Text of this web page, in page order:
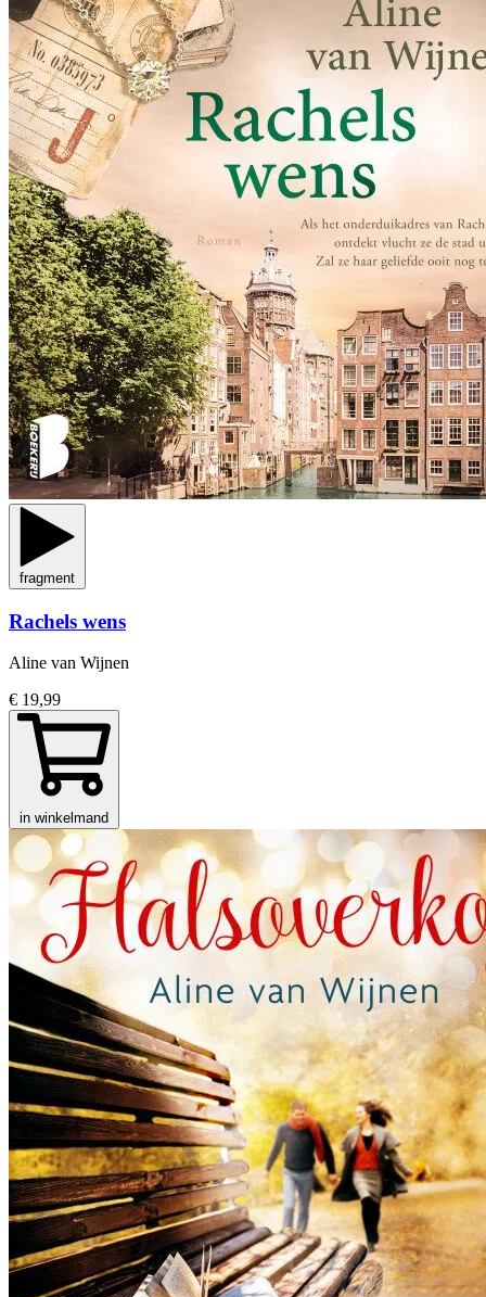
fragment
Rachels wens
Aline van Wijnen
€ 19,99
in winkelmand